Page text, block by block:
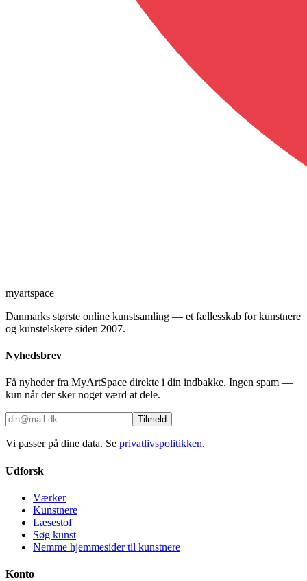
myartspace
Danmarks største online kunstsamling — et fællesskab for kunstnere
og kunstelskere siden 2007.
Nyhedsbrev
Få nyheder fra MyArtSpace direkte i din indbakke. Ingen spam —
kun når der sker noget værd at dele.
Tilmeld
Vi passer på dine data. Se privatlivspolitikken.
Udforsk
Værker
Kunstnere
Læsestof
Søg kunst
Nemme hjemmesider til kunstnere
Konto